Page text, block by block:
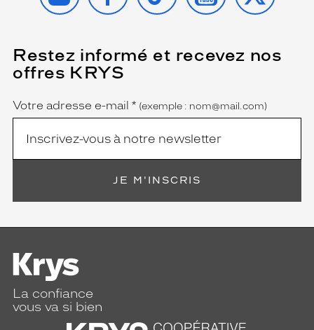
Restez informé et recevez nos
offres KRYS
Name
Votre adresse e-mail *
(Ce
champ
est
obligatoire)
(exemple : nom@mail.com)
JE M'INSCRIS
La confiance
vous va si bien